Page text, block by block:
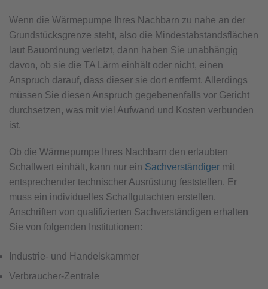
Wenn die Wärmepumpe Ihres Nachbarn zu nahe an der
Grundstücksgrenze steht, also die Mindestabstandsflächen
laut Bauordnung verletzt, dann haben Sie unabhängig
davon, ob sie die TA Lärm einhält oder nicht, einen
Anspruch darauf, dass dieser sie dort entfernt. Allerdings
müssen Sie diesen Anspruch gegebenenfalls vor Gericht
durchsetzen, was mit viel Aufwand und Kosten verbunden
ist.
Ob die Wärmepumpe Ihres Nachbarn den erlaubten
Schallwert einhält, kann nur ein Sachverständiger mit
entsprechender technischer Ausrüstung feststellen. Er
muss ein individuelles Schallgutachten erstellen.
Anschriften von qualifizierten Sachverständigen erhalten
Sie von folgenden Institutionen:
Industrie- und Handelskammer
Verbraucher-Zentrale